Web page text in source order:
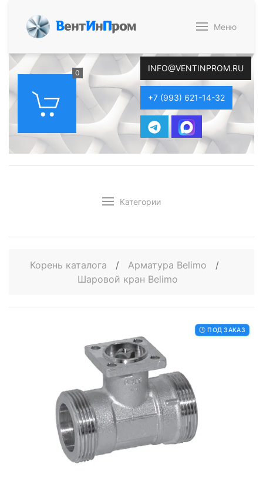
ВентИнПром Меню
0 INFO@VENTINPROM.RU
+7 (993) 621-14-32
Категории
Корень каталога / Арматура Belimo
/
Шаровой кран Belimo
🕒 ПОД ЗАКАЗ